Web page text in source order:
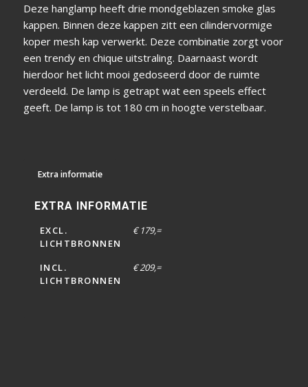
Deze hanglamp heeft drie mondgeblazen smoke glas
kappen. Binnen deze kappen zitt een cilindervormige
koper mesh kap verwerkt. Deze combinatie zorgt voor
een trendy en chique uitstraling. Daarnaast wordt
hierdoor het licht mooi gedoseerd door de ruimte
verdeeld. De lamp is getrapt wat een speels effect
geeft. De lamp is tot 180 cm in hoogte verstelbaar.
Extra informatie
EXTRA INFORMATIE
EXCL.
LICHTBRONNEN
€ 179,=
INCL.
LICHTBRONNEN
€ 209,=